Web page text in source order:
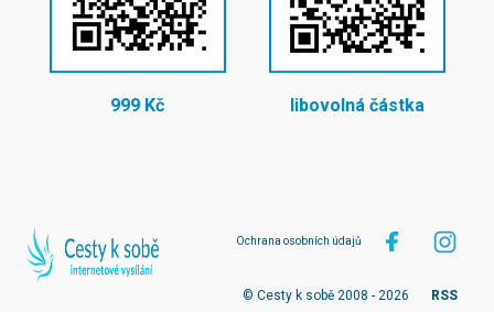
999 Kč libovolná částka
Ochrana osobních údajů
© Cesty k sobě 2008 - 2026 RSS